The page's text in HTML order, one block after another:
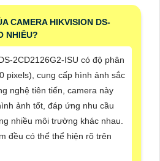
CAMERA HIKVISION DS-
NHIÊU?
2CD2126G2-ISU có độ phân
pixels), cung cấp hình ảnh sắc
nghệ tiên tiến, camera này
ảnh tốt, đáp ứng nhu cầu
nhiều môi trường khác nhau.
đều có thể thể hiện rõ trên